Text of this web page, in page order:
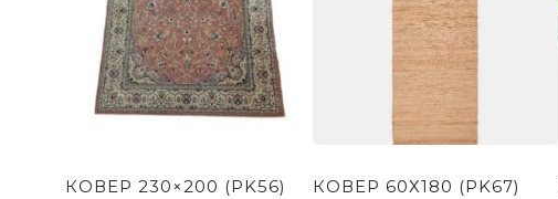
КОВЕР 230×200 (PK56) КОВЕР 60Х180 (PK67)